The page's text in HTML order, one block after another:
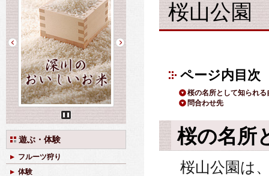
桜山公園
ページ内目次
桜の名所として知られる
問合わせ先
桜の名所
桜山公園は
Pause
遊ぶ・体験
フルーツ狩り
体験